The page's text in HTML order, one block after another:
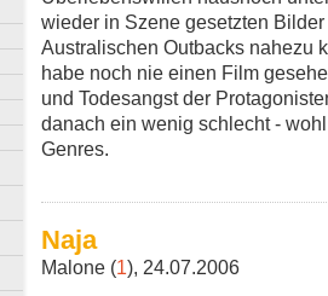
wieder in Szene gesetzten
Australischen Outbacks nahezu
habe noch nie einen Film
und Todesangst der
danach ein wenig schlecht -
Genres.
Naja
Malone (1), 24.07.2006